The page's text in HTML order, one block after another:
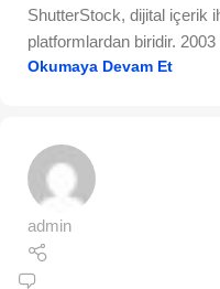
ShutterStock, dijital içerik
platformlardan biridir. 2003
Okumaya Devam Et
admin